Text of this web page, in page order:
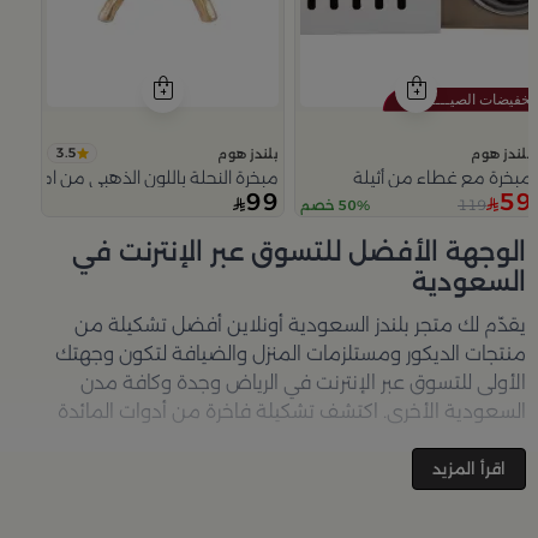
بلندز هوم
مبخرة مع غطاء من أثيلة
59
119 50% خصم
بلندز هوم 3.5
مبخرة النحلة باللون الذهبي من امارا
99
الوجهة الأفضل للتسوق عبر الإنترنت في
السعودية
يقدّم لك متجر بلندز السعودية أونلاين أفضل تشكيلة من
منتجات الديكور ومستلزمات المنزل والضيافة لتكون وجهتك
الأولى للتسوق عبر الإنترنت في الرياض وجدة وكافة مدن
السعودية الأخرى. اكتشف تشكيلة فاخرة من أدوات المائدة
جمالية على كل زاوية في منزلك – كل ذلك وأكثر في مكان واحد.
اقرأ المزيد